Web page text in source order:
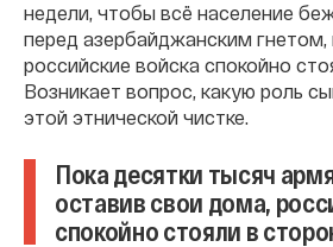
недели, чтобы всё население
перед азербайджанским гнетом,
российские войска спокойно
Возникает вопрос, какую роль
этой этнической чистке.
Пока десятки тысяч
оставив свои дома,
спокойно стояли в